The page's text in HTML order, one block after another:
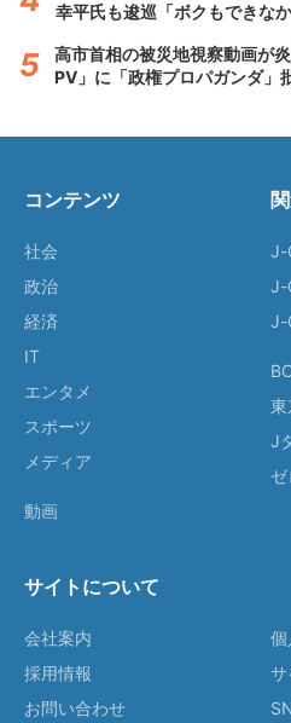
幸平氏も逡巡「ボクもできな
高市首相の被災地視察動画が
PV」に「政権プロパガンダ」
コンテンツ
社会
政治
経済
IT
エンタメ
スポーツ
メディア
動画
J-
J-
J-
東
J
ゼ
サイトについて
会社案内
採用情報
お問い合わせ
個
サ